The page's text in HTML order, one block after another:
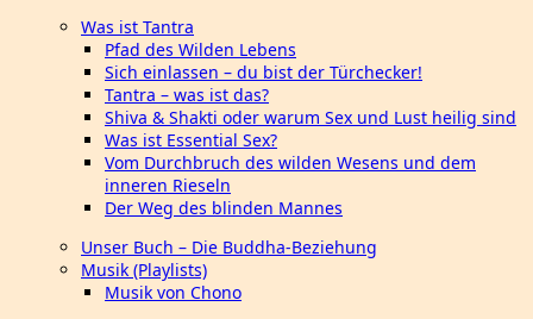
Was ist Tantra
Pfad des Wilden Lebens
Sich einlassen – du bist der Türchecker!
Tantra – was ist das?
Shiva & Shakti oder warum Sex und Lust heilig sind
Was ist Essential Sex?
Vom Durchbruch des wilden Wesens und dem
inneren Rieseln
Der Weg des blinden Mannes
Unser Buch – Die Buddha-Beziehung
Musik (Playlists)
Musik von Chono